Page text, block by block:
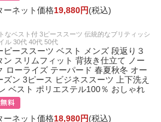
ーネット価格19,880円(税込)
なベスト付 3ピーススーツ 伝統的なブリティッシ
ル 30代 40代 50代
ピーススーツ ベスト メンズ 段返り３
ン スリムフィット 背抜き仕立て ノー
ローライズ テーパード 春夏秋冬 オー
ズン 3ピース ビジネススーツ 上下洗え
ベスト ポリエステル100％ おしゃれ
ーネット価格18,980円(税込)